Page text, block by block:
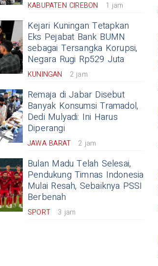
KABUPATEN CIREBON 1 jam
Kejari Kuningan Tetapkan
Eks Pejabat Bank BUMN
sebagai Tersangka Korupsi,
Negara Rugi Rp529 Juta
KUNINGAN 2 jam
Remaja di Jabar Disebut
Banyak Konsumsi Tramadol,
Dedi Mulyadi: Ini Harus
Diperangi
JAWA BARAT 2 jam
Bulan Madu Telah Selesai,
Pendukung Timnas Indonesia
Mulai Resah, Sebaiknya PSSI
Berbenah
SPORT 3 jam